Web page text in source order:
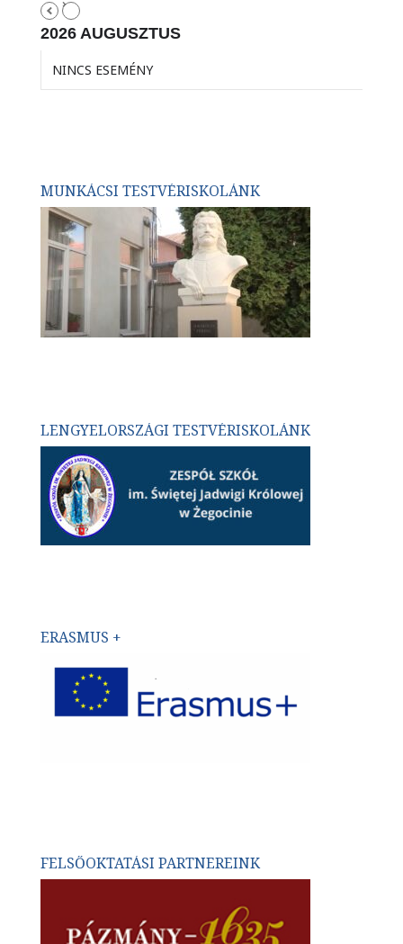
2026 AUGUSZTUS
NINCS ESEMÉNY
MUNKÁCSI TESTVÉRISKOLÁNK
LENGYELORSZÁGI TESTVÉRISKOLÁNK
ERASMUS +
FELSŐOKTATÁSI PARTNEREINK